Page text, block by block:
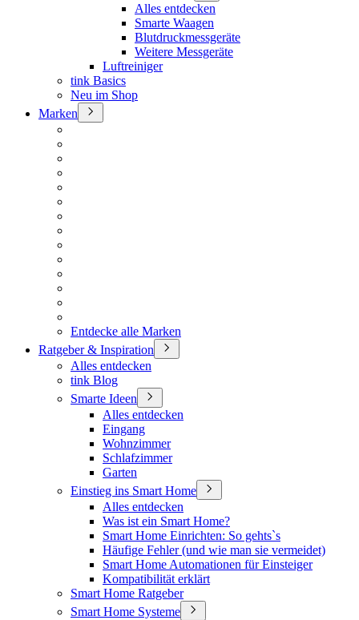
Alles entdecken
Smarte Waagen
Blutdruckmessgeräte
Weitere Messgeräte
Luftreiniger
tink Basics
Neu im Shop
Marken
Entdecke alle Marken
Ratgeber & Inspiration
Alles entdecken
tink Blog
Smarte Ideen
Alles entdecken
Eingang
Wohnzimmer
Schlafzimmer
Garten
Einstieg ins Smart Home
Alles entdecken
Was ist ein Smart Home?
Smart Home Einrichten: So gehts`s
Häufige Fehler (und wie man sie vermeidet)
Smart Home Automationen für Einsteiger
Kompatibilität erklärt
Smart Home Ratgeber
Smart Home Systeme